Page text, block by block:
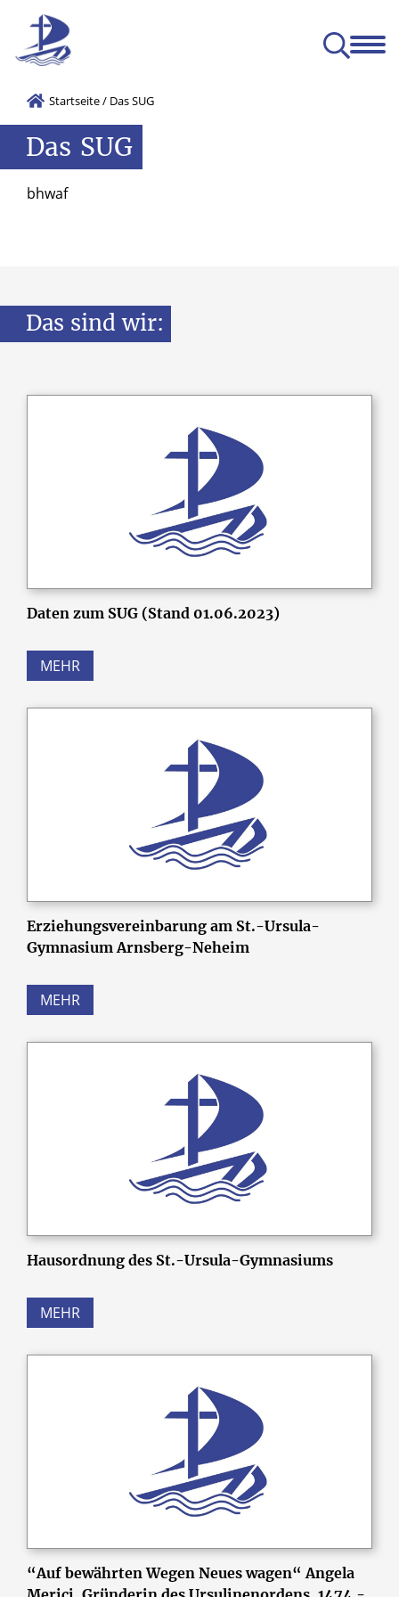
Startseite/ Das SUG
Das SUG
bhwaf
Das sind wir:
Daten zum SUG (Stand 01.06.2023)
MEHR
Erziehungsvereinbarung am St.-Ursula-
Gymnasium Arnsberg-Neheim
MEHR
Hausordnung des St.-Ursula-Gymnasiums
MEHR
“Auf bewährten Wegen Neues wagen“ Angela